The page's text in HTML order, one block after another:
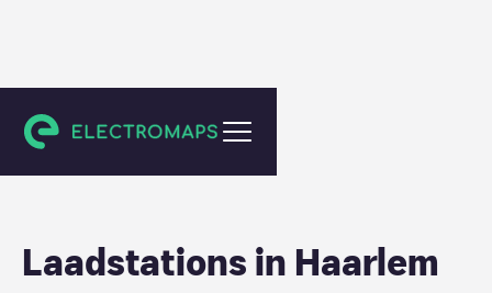
Nederland
Laadstations in Haarlem